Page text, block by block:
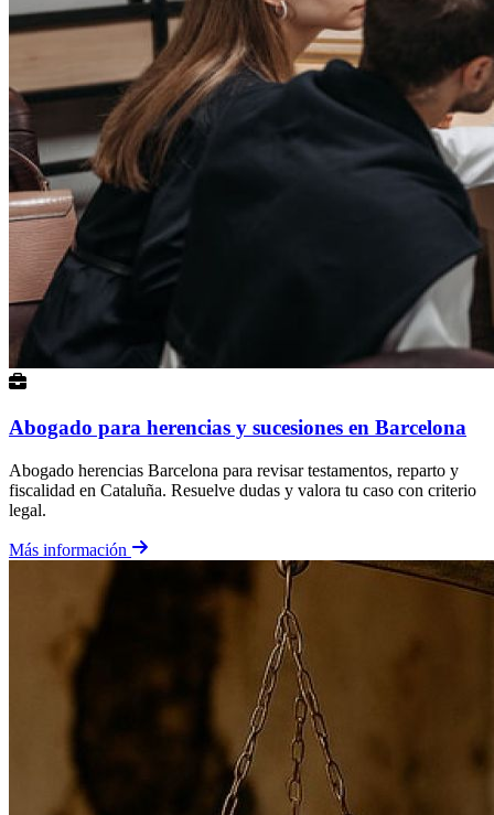
Abogado para herencias y sucesiones en Barcelona
Abogado herencias Barcelona para revisar testamentos, reparto y
fiscalidad en Cataluña. Resuelve dudas y valora tu caso con criterio
legal.
Más información